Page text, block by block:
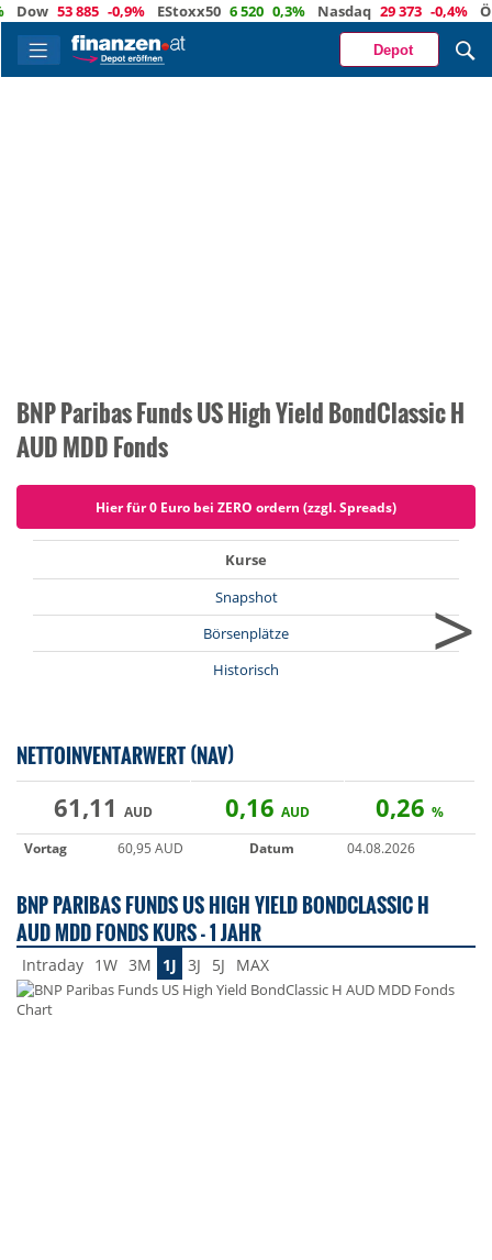
53 885 -0,9% EStoxx50 6 520 0,3% Nasdaq 29 373 -0,4% Öl
Depot
BNP Paribas Funds US High Yield BondClassic H
AUD MDD Fonds
Hier für 0 Euro bei ZERO ordern (zzgl. Spreads)
Kurse
Snapshot
Börsenplätze
Historisch
>
NETTOINVENTARWERT (NAV)
61,11 AUD 0,16 AUD 0,26 %
Vortag
60,95 AUD Datum 04.08.2026
BNP PARIBAS FUNDS US HIGH YIELD BONDCLASSIC H
AUD MDD FONDS KURS - 1 JAHR
Intraday 1W 3M 1J 3J 5J MAX